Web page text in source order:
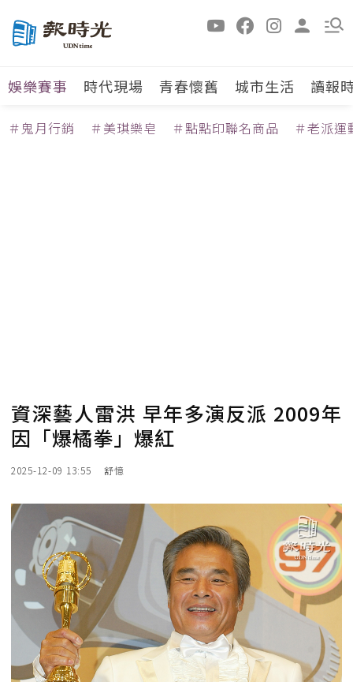
娛樂賽事 時代現場 青春懷舊 城市生活 讀報
＃鬼月行銷 ＃美琪樂皂 ＃點點印聯名商品 ＃老派運
資深藝人雷洪 早年多演反派 2009年
因「爆橘拳」爆紅
2025-12-09 13:55 舒憶